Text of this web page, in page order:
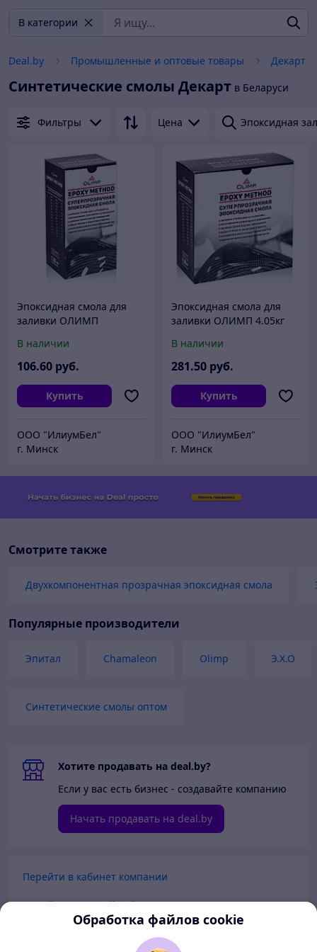
В категории
Deal.by Промышленные и оптовые товары Декарт
Синтетические смолы Декарт в Беларуси
Фильтры Цена Эпоксидная
Эпоксидная смола для
заливки ОЛИМП
В наличии
106.60 руб.
Купить
ООО "ИлиумБел"
г. Минск
Эпоксидная смола для
заливки ОЛИМП 4.05кг
В наличии
281.50 руб.
Купить
ООО "ИлиумБел"
г. Минск
Смотрите также
Двухкомпонентная прозрачная эпоксидная смола
Популярные производители
Эпитал Chamaleon Olimp Э.Х.О
Синтетические смолы оптом
Хотите продавать на deal.by?
Если у вас есть бизнес - создавайте компанию
Начать продавать на deal.by
Перейти в кабинет компании
Перейти в личный кабинет
Обработка файлов cookie